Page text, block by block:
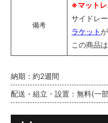
納期：約2週間
配送・組立・設置：無料(一
備考
※マットレ
サイドレ
ラケット
この商品は